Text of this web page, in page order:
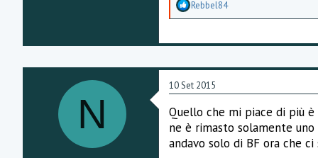
A
e
z
a
m
e
n
t
i
:
Rebbel84
N
10 Set 2015
Quello che mi piace di più
ne è rimasto solamente
andavo solo di BF ora che